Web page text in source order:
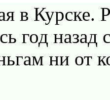
в Курске.
год
ни от